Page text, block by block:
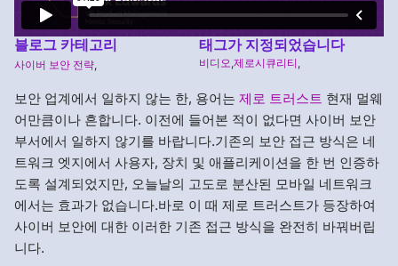
블로그 카테고리
사이버 보안 전략
태그가 지정되었습니다
비디오 제로시큐리티
보안 업계에서 일하지 않는 한, 용어는 제로 트러스트 현재 멀웨
어만큼이나 흔합니다. 이전에 들어본 적이 없다면 사이버 보안
부서에서 일하지 않기를 바랍니다.기존의 보안 접근 방식은 네
트워크 엣지에서 사용자, 장치 및 애플리케이션을 한 번 인증하
도록 설계되었지만, 오늘날의 고도로 분산된 모바일 네트워크
에서는 효과가 없습니다.바로 이 때 제로 트러스트가 등장하여
사이버 보안에 대한 이러한 기존 접근 방식을 완전히 바꿔버립
니다.